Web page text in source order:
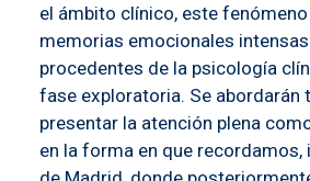
el ámbito clínico, este
memorias emocionales
procedentes de la psicología
fase exploratoria. Se
presentar la atención plena
en la forma en que